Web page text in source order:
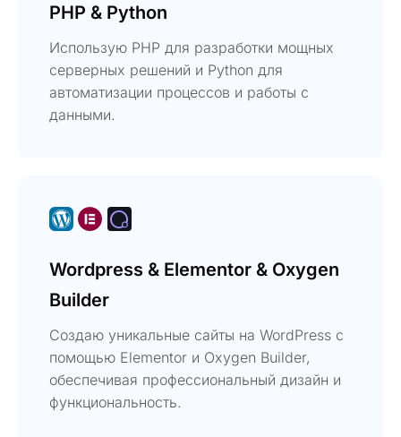
PHP & Python
Использую PHP для разработки мощных
серверных решений и Python для
автоматизации процессов и работы с
данными.
Wordpress & Elementor & Oxygen
Builder
Создаю уникальные сайты на WordPress с
помощью Elementor и Oxygen Builder,
обеспечивая профессиональный дизайн и
функциональность.